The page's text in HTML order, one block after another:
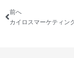
前へ